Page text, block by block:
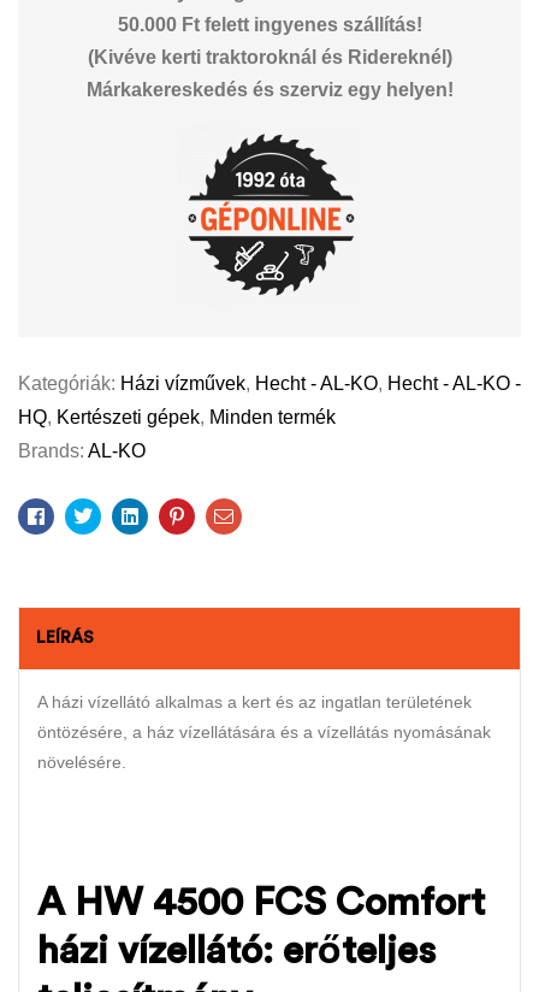
50.000 Ft felett ingyenes szállítás!
(Kivéve kerti traktoroknál és Ridereknél)
Márkakereskedés és szerviz egy helyen!
Kategóriák: Házi vízművek, Hecht - AL-KO, Hecht - AL-KO -
HQ, Kertészeti gépek, Minden termék
Brands: AL-KO
Facebook
TwitterLinkedinPinterestEmail
LEÍRÁS
A házi vízellátó alkalmas a kert és az ingatlan területének
öntözésére, a ház vízellátására és a vízellátás nyomásának
növelésére.
A HW 4500 FCS Comfort
házi vízellátó: erőteljes